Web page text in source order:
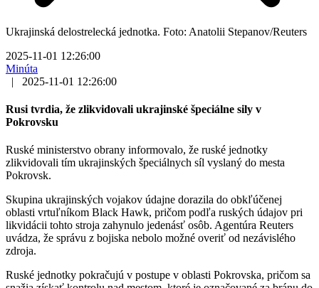
Ukrajinská delostrelecká jednotka. Foto: Anatolii Stepanov/Reuters
2025-11-01 12:26:00
Minúta
|
2025-11-01 12:26:00
Rusi tvrdia, že zlikvidovali ukrajinské špeciálne sily v
Pokrovsku
Ruské ministerstvo obrany informovalo, že ruské jednotky
zlikvidovali tím ukrajinských špeciálnych síl vyslaný do mesta
Pokrovsk.
Skupina ukrajinských vojakov údajne dorazila do obkľúčenej
oblasti vrtuľníkom Black Hawk, pričom podľa ruských údajov pri
likvidácii tohto stroja zahynulo jedenásť osôb. Agentúra Reuters
uvádza, že správu z bojiska nebolo možné overiť od nezávislého
zdroja.
Ruské jednotky pokračujú v postupe v oblasti Pokrovska, pričom sa